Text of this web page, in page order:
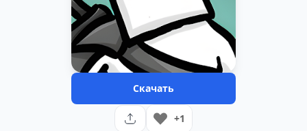
Скачать
+1